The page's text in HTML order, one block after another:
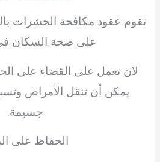
تقوم عقود مكافحة الحشرات
على صحة السكان
لان تعمل على القضاء على
يمكن أن تنقل الأمراض
جسيمة.
الحفاظ على